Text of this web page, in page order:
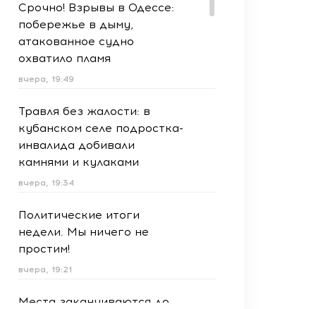
Срочно! Взрывы в Одессе:
побережье в дыму,
атакованное судно
охватило пламя
вчера, 19:49
Травля без жалости: в
кубанском селе подростка-
инвалида добивали
камнями и кулаками
вчера, 19:34
Политические итоги
недели. Мы ничего не
простим!
вчера, 19:21
Места заканчиваются до